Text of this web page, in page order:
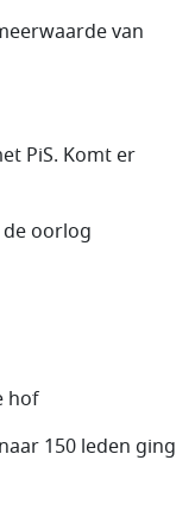
van
PiS. Komt er
oorlog
hof
150 leden ging